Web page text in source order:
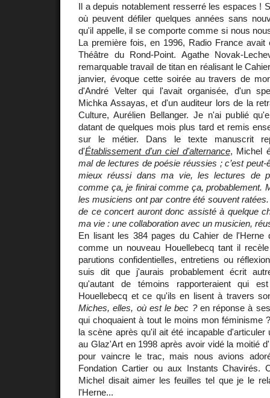
Il a depuis notablement resserré les espaces !
où peuvent défiler quelques années sans
qu'il appelle, il se comporte comme si nous
La première fois, en 1996, Radio France
Théâtre du Rond-Point. Agathe Novak-
remarquable travail de titan en réalisant le
janvier, évoque cette soirée au travers de
d'André Velter qui l'avait organisée, d'un
Michka Assayas, et d'un auditeur lors de la
Culture, Aurélien Bellanger. Je n'ai publié
datant de quelques mois plus tard et remis
sur le métier. Dans le texte manuscrit
d'Établissement d'un ciel d'alternance, Michel
mal de lectures de poésie réussies ; c’est peut-
mieux réussi dans ma vie, les lectures de
comme ça, je finirai comme ça, probablement.
les musiciens ont par contre été souvent
de ce concert auront donc assisté à quelque
ma vie : une collaboration avec un musicien,
En lisant les 384 pages du Cahier de l'Herne
comme un nouveau Houellebecq tant il
parutions confidentielles, entretiens ou
suis dit que j'aurais probablement écrit
qu'autant de témoins rapporteraient qui
Houellebecq et ce qu'ils en lisent à travers
Miches, elles, où est le bec ?en réponse à
qui choquaient à tout le moins mon féminisme
la scène après qu'il ait été incapable
au Glaz'Art en 1998 après avoir vidé la moitié
pour vaincre le trac, mais nous avions
Fondation Cartier ou aux Instants Chavirés.
Michel disait aimer les feuilles tel que je le
l'Herne...